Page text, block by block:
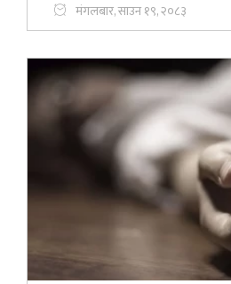
मंगलबार, साउन १९, २०८३